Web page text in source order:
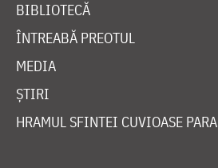
BIBLIOTECĂ
ÎNTREABĂ PREOTUL
MEDIA
ȘTIRI
HRAMUL SFINTEI CUVIOASE